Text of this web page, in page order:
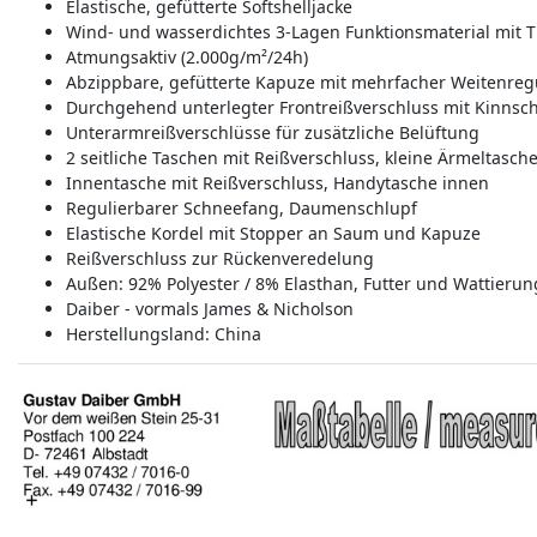
Elastische, gefütterte Softshelljacke
Wind- und wasserdichtes 3-Lagen Funktionsmaterial mit
Atmungsaktiv (2.000g/m²/24h)
Abzippbare, gefütterte Kapuze mit mehrfacher
Durchgehend unterlegter Frontreißverschluss mit
Unterarmreißverschlüsse für zusätzliche Belüftung
2 seitliche Taschen mit Reißverschluss, kleine
Innentasche mit Reißverschluss, Handytasche innen
Regulierbarer Schneefang, Daumenschlupf
Elastische Kordel mit Stopper an Saum und Kapuze
Reißverschluss zur Rückenveredelung
Außen: 92% Polyester / 8% Elasthan, Futter und
Daiber - vormals James & Nicholson
Herstellungsland: China